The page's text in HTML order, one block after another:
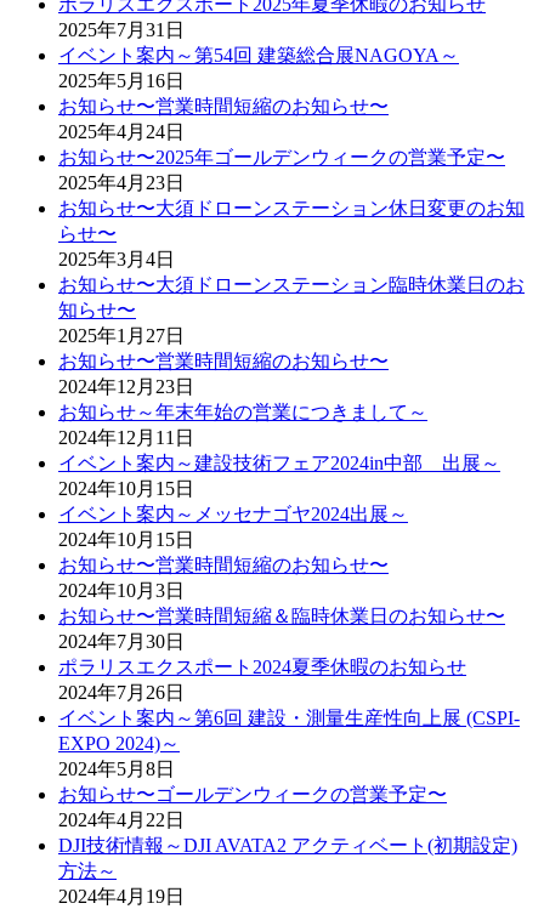
2025年7月31日
イベント案内～第54回 建築総合展NAGOYA～
2025年5月16日
お知らせ〜営業時間短縮のお知らせ〜
2025年4月24日
お知らせ〜2025年ゴールデンウィークの営業予定〜
2025年4月23日
お知らせ〜大須ドローンステーション休日変更のお知
らせ〜
2025年3月4日
お知らせ〜大須ドローンステーション臨時休業日のお
知らせ〜
2025年1月27日
お知らせ〜営業時間短縮のお知らせ〜
2024年12月23日
お知らせ～年末年始の営業につきまして～
2024年12月11日
イベント案内～建設技術フェア2024in中部 出展～
2024年10月15日
イベント案内～メッセナゴヤ2024出展～
2024年10月15日
お知らせ〜営業時間短縮のお知らせ〜
2024年10月3日
お知らせ〜営業時間短縮＆臨時休業日のお知らせ〜
2024年7月30日
ポラリスエクスポート2024夏季休暇のお知らせ
2024年7月26日
イベント案内～第6回 建設・測量生産性向上展 (CSPI-
EXPO 2024)～
2024年5月8日
お知らせ〜ゴールデンウィークの営業予定〜
2024年4月22日
DJI技術情報～DJI AVATA2 アクティベート(初期設定)
方法～
2024年4月19日